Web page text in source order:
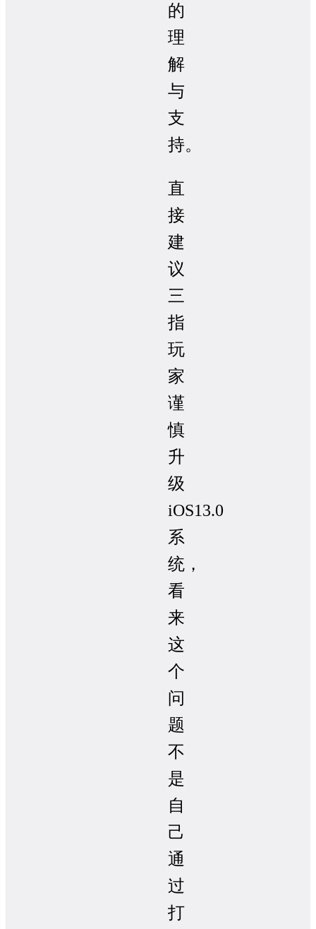
的
理
解
与
支
持。
直
接
建
议
三
指
玩
家
谨
慎
升
级
iOS13.0
系
统，
看
来
这
个
问
题
不
是
自
己
通
过
打